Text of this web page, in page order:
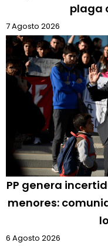
plaga
7 Agosto 2026
PP genera
menores:
6 Agosto 2026